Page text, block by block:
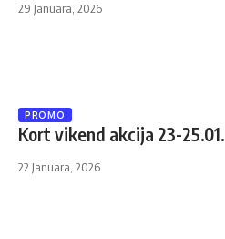
29 Januara, 2026
PROMO
Kort vikend akcija 23-25.01.
22 Januara, 2026